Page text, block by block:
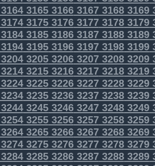
31653166316731683169
31753176317731783179
31853186318731883189
31953196319731983199
32053206320732083209
32153216321732183219
32253226322732283229
32353236323732383239
32453246324732483249
32553256325732583259
32653266326732683269
32753276327732783279
32853286328732883289